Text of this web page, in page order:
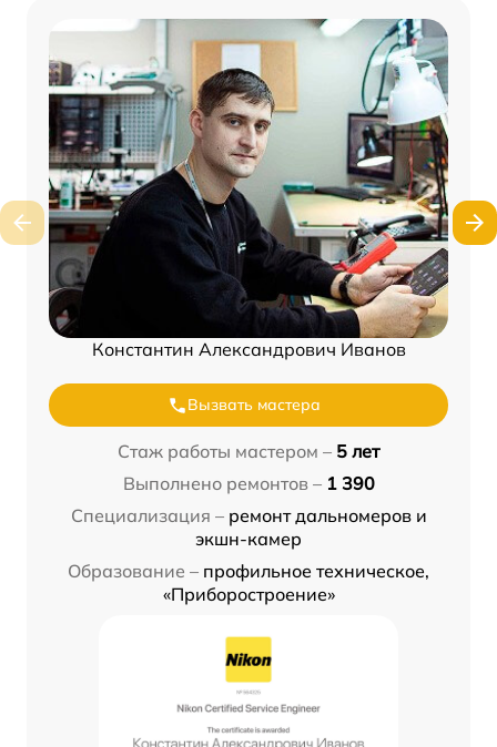
Константин Александрович Иванов
Вызвать мастера
Стаж работы мастером – 5 лет
Выполнено ремонтов – 1 390
Специализация – ремонт дальномеров и
экшн-камер
Образование – профильное техническое,
«Приборостроение»